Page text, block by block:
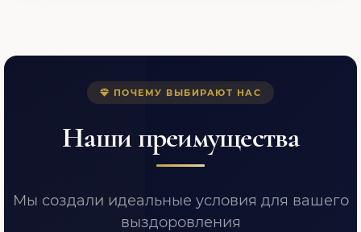
ПОЧЕМУ ВЫБИРАЮТ НАС
Наши преимущества
Мы создали идеальные условия для вашего
выздоровления